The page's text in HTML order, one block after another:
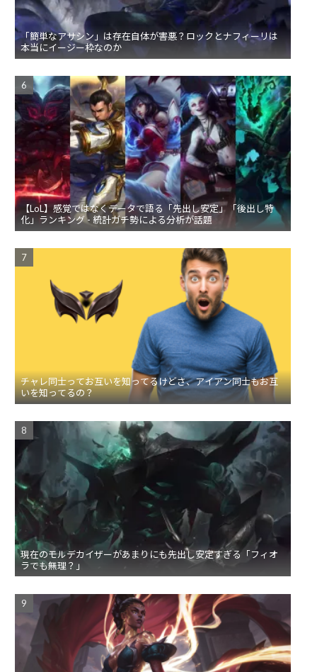
「簡単なアサシン」は存在自体が害悪？ロックとナフィーリは
本当にイージー枠なのか
【LoL】感覚ではなくデータで語る「先出し安定」「後出し特
化」ランキング - 統計ガチ勢による分析が話題
チャレ同士ってお互いを知ってるけどさ、アイアン同士もお互
いを知ってるの？
現在のモルデカイザーがあまりにも先出し安定すぎる「フィオ
ラでも無理？」